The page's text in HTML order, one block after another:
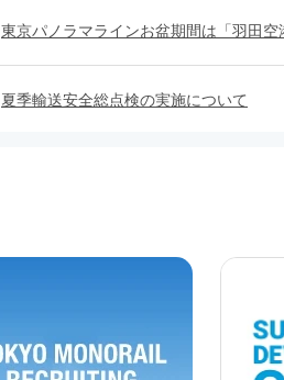
東京パノラマラインお盆期間は「羽田空
夏季輸送安全総点検の実施について